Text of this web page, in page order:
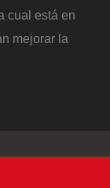
cual está en
mejorar la